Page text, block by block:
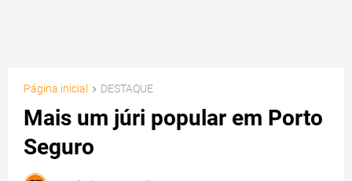
Página inicial DESTAQUE
Mais um júri popular em Porto
Seguro